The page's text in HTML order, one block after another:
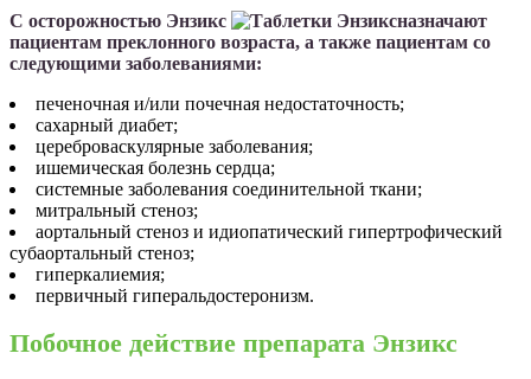
С осторожностью Энзикс
назначают
пациентам преклонного возраста, а также пациентам со
следующими заболеваниями:
печеночная и/или почечная недостаточность;
сахарный диабет;
цереброваскулярные заболевания;
ишемическая болезнь сердца;
системные заболевания соединительной ткани;
митральный стеноз;
аортальный стеноз и идиопатический гипертрофический
субаортальный стеноз;
гиперкалиемия;
первичный гиперальдостеронизм.
Побочное действие препарата Энзикс